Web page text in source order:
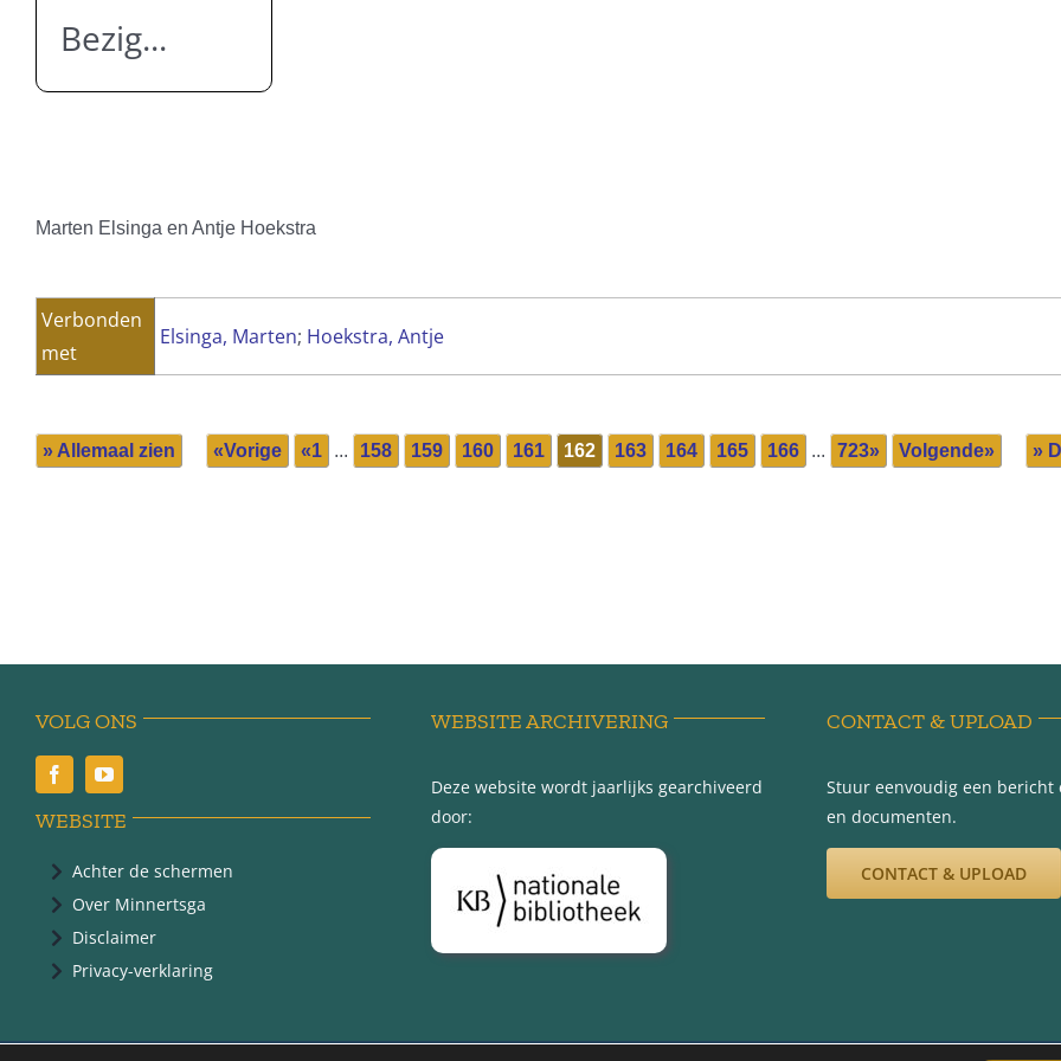
Bezig...
Marten Elsinga en Antje Hoekstra
Verbonden
met
Elsinga, Marten; Hoekstra, Antje
» Allemaal zien «Vorige «1 ... 158 159 160 161 162 163 164 165 166 ... 723» Volgende» »
VOLG ONS
WEBSITE
Achter de schermen
Over Minnertsga
Disclaimer
Privacy-verklaring
WEBSITE ARCHIVERING
Deze website wordt jaarlijks gearchiveerd
door:
CONTACT & UPLOAD
Stuur eenvoudig een bericht
en documenten.
CONTACT & UPLOAD